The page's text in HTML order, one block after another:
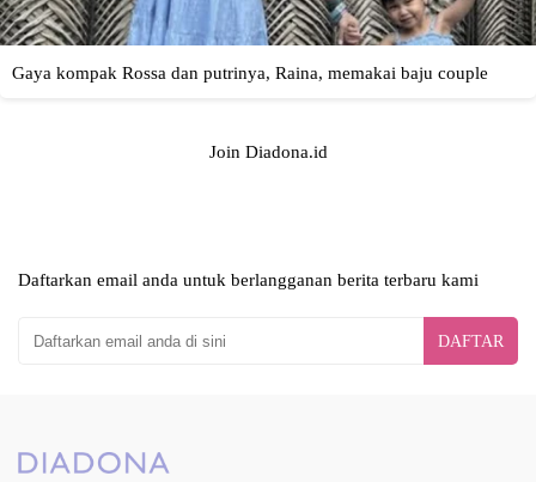
Join Diadona.id
Daftarkan email anda untuk berlangganan berita terbaru kami
DAFTAR